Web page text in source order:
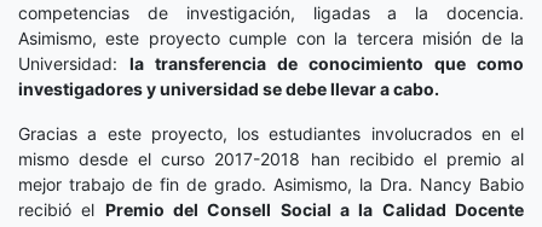
competencias de investigación, ligadas a la docencia.
Asimismo, este proyecto cumple con la tercera misión de la
Universidad: la transferencia de conocimiento que como
investigadores y universidad se debe llevar a cabo.
Gracias a este proyecto, los estudiantes involucrados en el
mismo desde el curso 2017-2018 han recibido el premio al
mejor trabajo de fin de grado. Asimismo, la Dra. Nancy Babio
recibió el Premio del Consell Social a la Calidad Docente